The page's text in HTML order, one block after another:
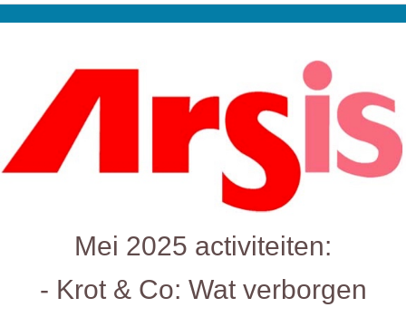
Mei 2025 activiteiten:
- Krot & Co: Wat verborgen